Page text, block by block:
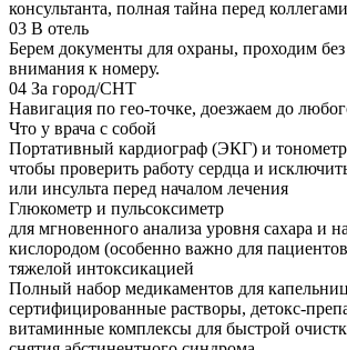
консультанта, полная тайна перед
03 В отель
Берем документы для охраны, проходим
внимания к номеру.
04 За город/СНТ
Навигация по гео-точке, доезжаем до
Что у врача с собой
Портативный кардиограф (ЭКГ) и тонометр
чтобы проверить работу сердца и
или инсульта перед началом лечения
Глюкометр и пульсоксиметр
для мгновенного анализа уровня сахара и
кислородом (особенно важно для
тяжелой интоксикацией
Полный набор медикаментов для капельниц
сертифицированные растворы, детокс-
витаминные комплексы для быстрой